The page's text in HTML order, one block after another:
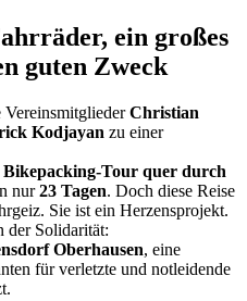
ein großes
guten Zweck
VereinsmitgliederChristian
Kodjayan zu einer
Bikepacking-Tour quer durch
nur23 Tagen. Doch diese Reise
Sie ist ein Herzensprojekt.
der Solidarität:
Oberhausen, eine
für verletzte und notleidende